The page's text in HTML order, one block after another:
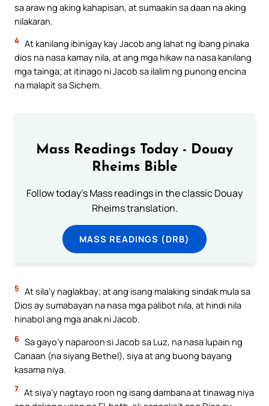
sa araw ng aking kahapisan, at sumaakin sa daan na aking
nilakaran.
4 At kanilang ibinigay kay Jacob ang lahat ng ibang pinaka
dios na nasa kamay nila, at ang mga hikaw na nasa kanilang
mga tainga; at itinago ni Jacob sa ilalim ng punong encina
na malapit sa Sichem.
Mass Readings Today - Douay
Rheims Bible
Follow today's Mass readings in the classic Douay
Rheims translation.
MASS READINGS (DRB)
5 At sila’y naglakbay; at ang isang malaking sindak mula sa
Dios ay sumabayan na nasa mga palibot nila, at hindi nila
hinabol ang mga anak ni Jacob.
6 Sa gayo’y naparoon si Jacob sa Luz, na nasa lupain ng
Canaan (na siyang Bethel), siya at ang buong bayang
kasama niya.
7 At siya’y nagtayo roon ng isang dambana at tinawag niya